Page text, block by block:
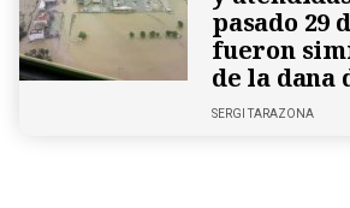
pasado 29
fueron
de la dana
SERGI TARAZONA